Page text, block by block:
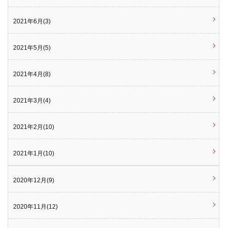
2021年6月(3)
2021年5月(5)
2021年4月(8)
2021年3月(4)
2021年2月(10)
2021年1月(10)
2020年12月(9)
2020年11月(12)